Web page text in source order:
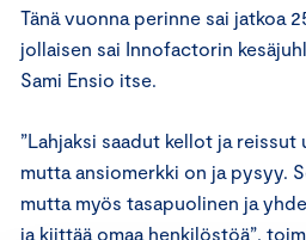
Tänä vuonna perinne sai jatkoa
jollaisen sai Innofactorin
Sami Ensio itse.
”Lahjaksi saadut kellot ja
mutta ansiomerkki on ja pysyy.
mutta myös tasapuolinen ja
ja kiittää omaa henkilöstöä”,